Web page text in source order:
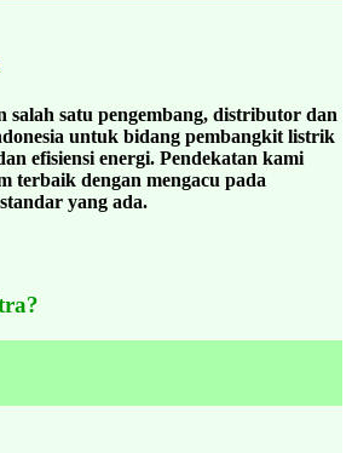
salah satu pengembang, distributor dan
untuk bidang pembangkit listrik
efisiensi energi. Pendekatan kami
terbaik dengan mengacu pada
yang ada.